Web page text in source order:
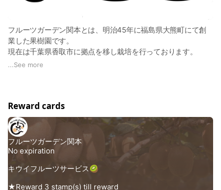
フルーツガーデン関本とは、明治45年に福島県大熊町にて創
業した果樹園です。
現在は千葉県香取市に拠点を移し栽培を行っております。
現在の販売品種はキウイフルーツとなります。
...See more
Reward cards